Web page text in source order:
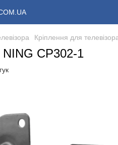
Кріплення для
CP302-1